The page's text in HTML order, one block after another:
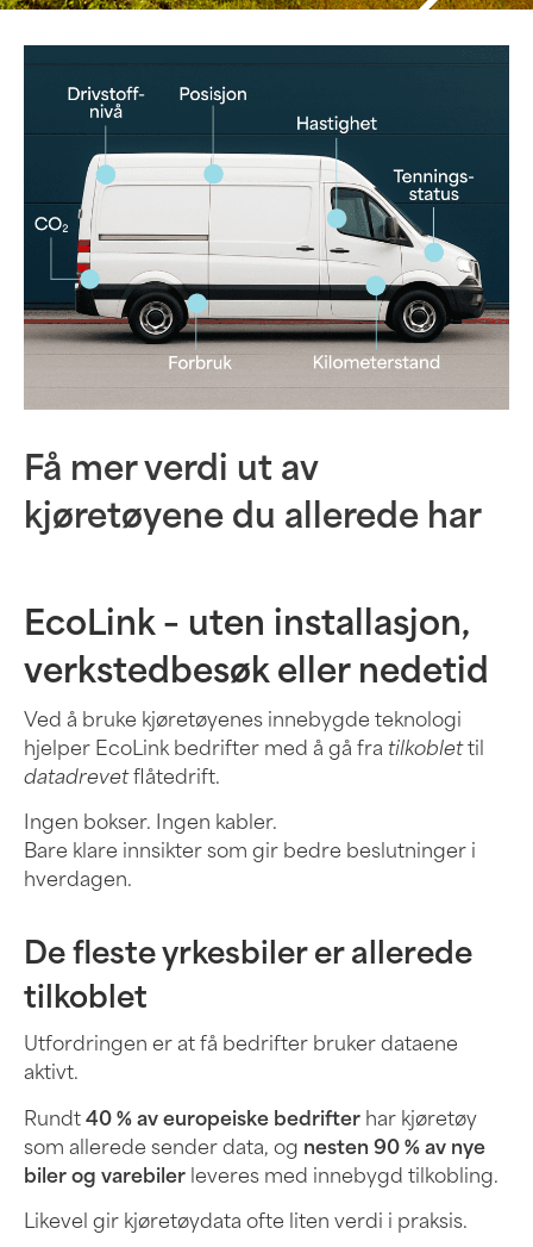
Få mer verdi ut av
kjøretøyene du allerede har
EcoLink – uten installasjon,
verkstedbesøk eller nedetid
Ved å bruke kjøretøyenes innebygde teknologi
hjelper EcoLink bedrifter med å gå fra tilkoblettil
datadrevetflåtedrift.
Ingen bokser. Ingen kabler.
Bare klare innsikter som gir bedre beslutninger i
hverdagen.
De fleste yrkesbiler er allerede
tilkoblet
Utfordringen er at få bedrifter bruker dataene
aktivt.
Rundt 40 % av europeiske bedrifter har kjøretøy
som allerede sender data, og nesten 90 % av nye
biler og varebiler leveres med innebygd tilkobling.
Likevel gir kjøretøydata ofte liten verdi i praksis.